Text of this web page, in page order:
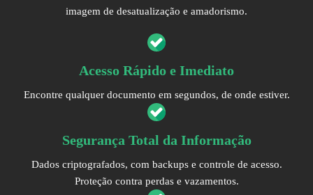
imagem de desatualização e amadorismo.
Acesso Rápido e Imediato
Encontre qualquer documento em segundos, de onde estiver.
Segurança Total da Informação
Dados criptografados, com backups e controle de acesso.
Proteção contra perdas e vazamentos.